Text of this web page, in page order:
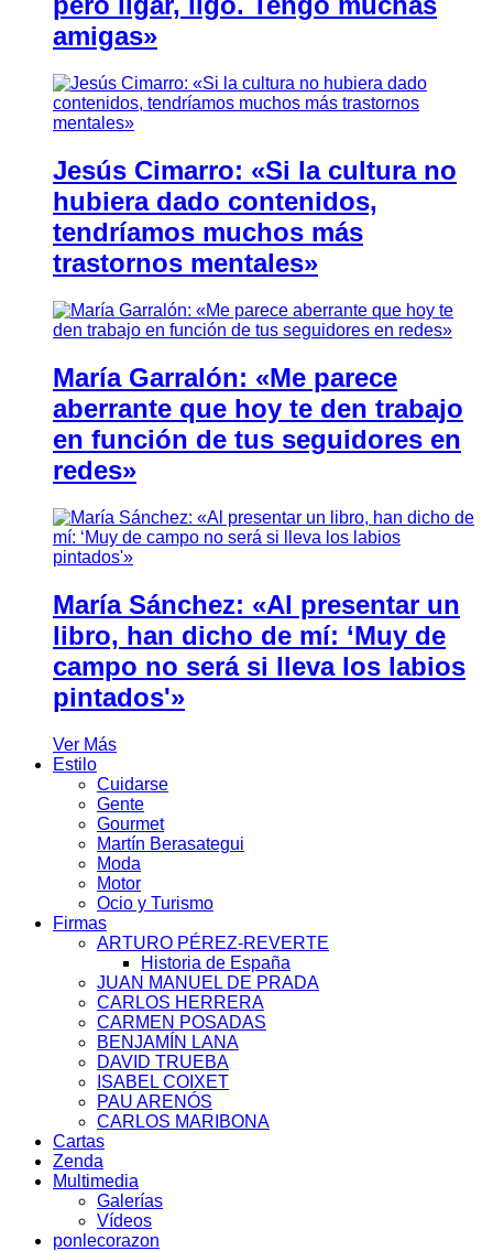
amigas»
Jesús Cimarro: «Si la cultura no
hubiera dado contenidos,
tendríamos muchos más
trastornos mentales»
María Garralón: «Me parece
aberrante que hoy te den trabajo
en función de tus seguidores en
redes»
María Sánchez: «Al presentar un
libro, han dicho de mí: ‘Muy de
campo no será si lleva los labios
pintados'»
Ver Más
Estilo
Cuidarse
Gente
Gourmet
Martín Berasategui
Moda
Motor
Ocio y Turismo
Firmas
ARTURO PÉREZ-REVERTE
Historia de España
JUAN MANUEL DE PRADA
CARLOS HERRERA
CARMEN POSADAS
BENJAMÍN LANA
DAVID TRUEBA
ISABEL COIXET
PAU ARENÓS
CARLOS MARIBONA
Cartas
Zenda
Multimedia
Galerías
Vídeos
ponlecorazon